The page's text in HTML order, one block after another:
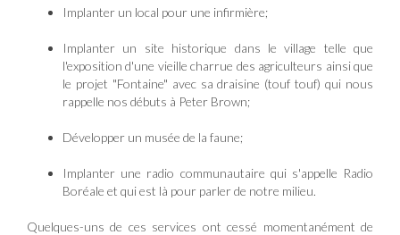
Implanter un local pour une infirmière;
Implanter un site historique dans le village telle que
l'exposition d'une vieille charrue des agriculteurs ainsi que
le projet "Fontaine" avec sa draisine (touf touf) qui nous
rappelle nos débuts à Peter Brown;
Développer un musée de la faune;
Implanter une radio communautaire qui s'appelle Radio
Boréale et qui est là pour parler de notre milieu.
Quelques-uns de ces services ont cessé momentanément de